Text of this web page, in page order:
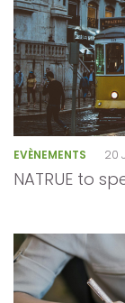
EVÈNEMENTS 20
NATRUE to